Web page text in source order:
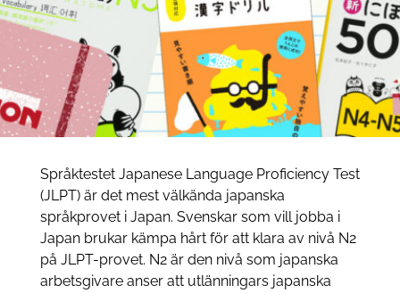
Språktestet Japanese Language Proficiency Test
(JLPT) är det mest välkända japanska
språkprovet i Japan. Svenskar som vill jobba i
Japan brukar kämpa hårt för att klara av nivå N2
på JLPT-provet. N2 är den nivå som japanska
arbetsgivare anser att utlänningars japanska